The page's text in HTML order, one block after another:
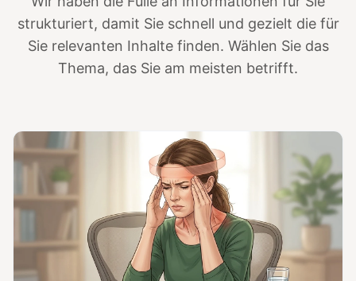
strukturiert, damit Sie schnell und gezielt die für
Sie relevanten Inhalte finden. Wählen Sie das
Thema, das Sie am meisten betrifft.